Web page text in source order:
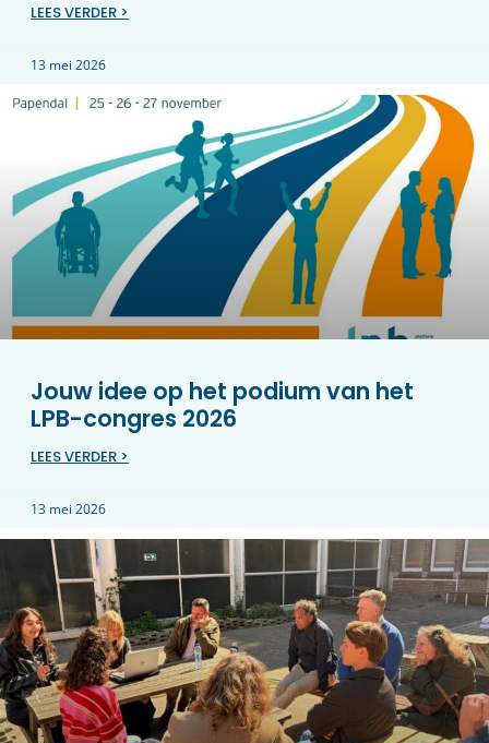
LEES VERDER >
13 mei 2026
Jouw idee op het podium van het
LPB-congres 2026
LEES VERDER >
13 mei 2026